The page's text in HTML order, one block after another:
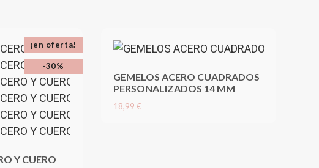
Y CUERO
¡en oferta!
-30%
GEMELOS ACERO CUADRADOS
PERSONALIZADOS 14 MM
18,99 €